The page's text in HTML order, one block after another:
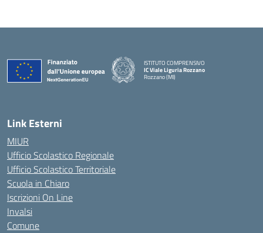
ISTITUTO COMPRENSIVO
IC Viale Liguria Rozzano
Rozzano (MI)
Link Esterni
MIUR
Ufficio Scolastico Regionale
Ufficio Scolastico Territoriale
Scuola in Chiaro
Iscrizioni On Line
Invalsi
Comune